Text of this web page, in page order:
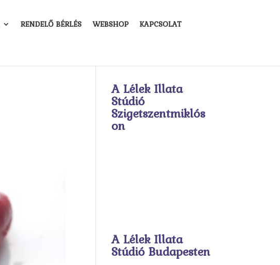
RENDELŐ BÉRLÉS WEBSHOP KAPCSOLAT
A Lélek Illata
Stúdió
Szigetszentmiklós
on
A Lélek Illata
Stúdió Budapesten